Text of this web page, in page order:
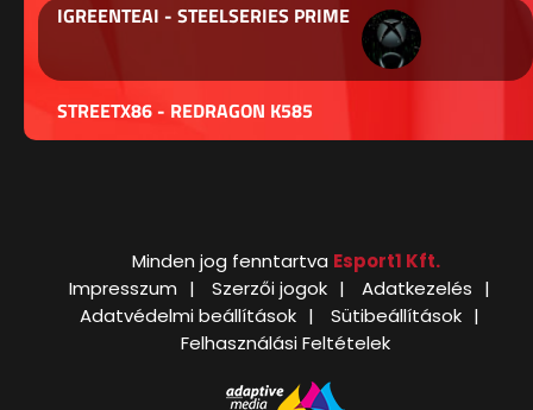
IGREENTEAI - STEELSERIES PRIME
STREETX86 - REDRAGON K585
Minden jog fenntartva Esport1 Kft.
Impresszum
Szerzői jogok
Adatkezelés
Adatvédelmi beállítások
Sütibeállítások
Felhasználási Feltételek